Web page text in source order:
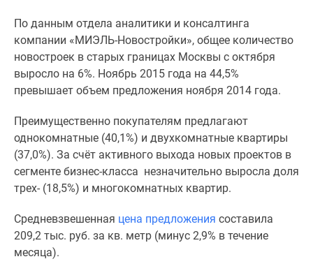
Панорамы
новостроек
Видеообзор
новостроек
Экспертиза
новостроек
Экология
Москвы
Подмосковья
Студии
комнатные
По данным отдела аналитики и консалтинга
компании «МИЭЛЬ-Новостройки», общее количество
новостроек в старых границах Москвы с октября
выросло на 6%. Ноябрь 2015 года на 44,5%
превышает объем предложения ноября 2014 года.
Преимущественно покупателям предлагают
однокомнатные (40,1%) и двухкомнатные квартиры
(37,0%). За счёт активного выхода новых проектов в
сегменте бизнес-класса незначительно выросла доля
трех- (18,5%) и многокомнатных квартир.
Средневзвешенная цена предложения составила
209,2 тыс. руб. за кв. метр (минус 2,9% в течение
месяца).